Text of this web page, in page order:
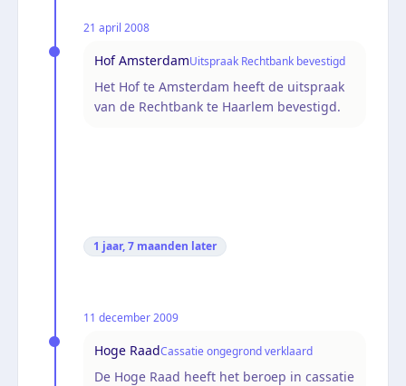
21 april 2008
Hof AmsterdamUitspraak Rechtbank bevestigd
Het Hof te Amsterdam heeft de uitspraak
van de Rechtbank te Haarlem bevestigd.
1 jaar, 7 maanden later
11 december 2009
Hoge RaadCassatie ongegrond verklaard
De Hoge Raad heeft het beroep in cassatie